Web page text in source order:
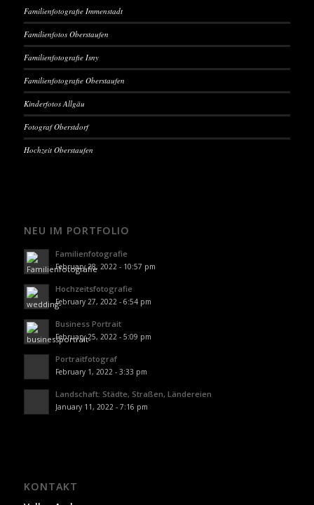
Familienfotografie Immenstadt
Familienfotos Oberstaufen
Familienfotografie Isny
Familienfotografie Oberstaufen
Kinderfotos Allgäu
Fotograf Oberstdorf
Hochzeit Oberstaufen
NEU IM PORTFOLIO
Familienfotografie
February 28, 2022 - 10:57 pm
Hochzeitsfotografie
February 27, 2022 - 6:54 pm
Business Portrait
February 25, 2022 - 5:09 pm
Portraitfotograf
February 1, 2022 - 3:33 pm
Landschaft: Städte, Straßen, Ländereien
January 11, 2022 - 7:16 pm
KONTAKT